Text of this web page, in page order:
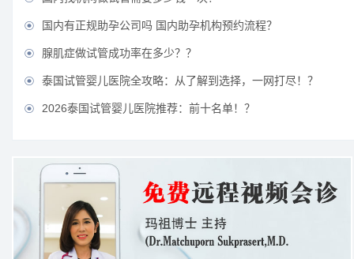
 国内有正规助孕公司吗 国内助孕机构预约流程？
 腺肌症做试管成功率在多少？？
 泰国试管婴儿医院全攻略：从了解到选择，一网打尽！？
 2026泰国试管婴儿医院推荐：前十名单！？